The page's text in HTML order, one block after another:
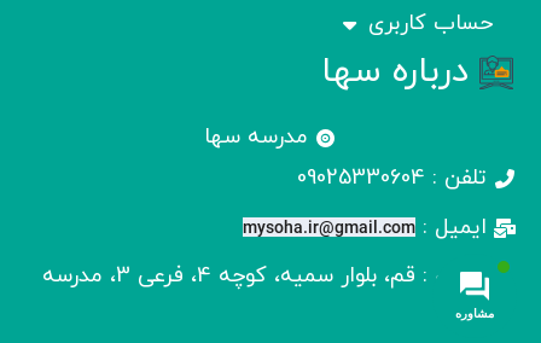
حساب کاربری
درباره سها
مدرسه سها
تلفن : 09025330604
ایمیل : mysoha.ir@gmail.com
آدرس : قم، بلوار سمیه، کوچه 4، فرعی 3، مدرسه
سها
مشاوره